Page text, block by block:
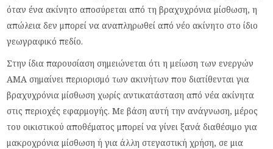
όταν ένα ακίνητο αποσύρεται από τη βραχυχρόνια μίσθωση, η
απώλεια δεν μπορεί να αναπληρωθεί από νέο ακίνητο στο ίδιο
γεωγραφικό πεδίο.
Στην ίδια παρουσίαση σημειώνεται ότι η μείωση των ενεργών
ΑΜΑ σημαίνει περιορισμό των ακινήτων που διατίθενται για
βραχυχρόνια μίσθωση χωρίς αντικατάσταση από νέα ακίνητα
στις περιοχές εφαρμογής. Με βάση αυτή την ανάγνωση, μέρος
του οικιστικού αποθέματος μπορεί να γίνει ξανά διαθέσιμο για
μακροχρόνια μίσθωση ή για άλλη στεγαστική χρήση, σε μια